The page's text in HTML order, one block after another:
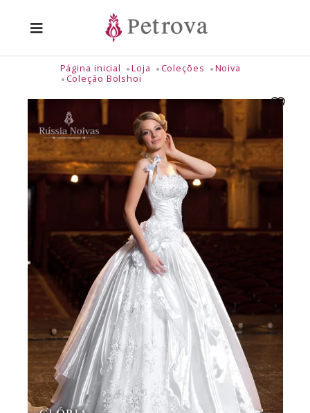
Página inicial Loja Coleções
Noiva
Coleção Bolshoi